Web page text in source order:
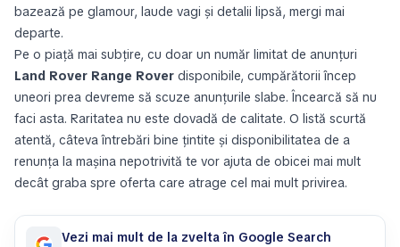
bazează pe glamour, laude vagi și detalii lipsă, mergi mai
departe.
Pe o piață mai subțire, cu doar un număr limitat de anunțuri
Land Rover Range Rover disponibile, cumpărătorii încep
uneori prea devreme să scuze anunțurile slabe. Încearcă să nu
faci asta. Raritatea nu este dovadă de calitate. O listă scurtă
atentă, câteva întrebări bine țintite și disponibilitatea de a
renunța la mașina nepotrivită te vor ajuta de obicei mai mult
decât graba spre oferta care atrage cel mai mult privirea.
Vezi mai mult de la zvelta în Google Search